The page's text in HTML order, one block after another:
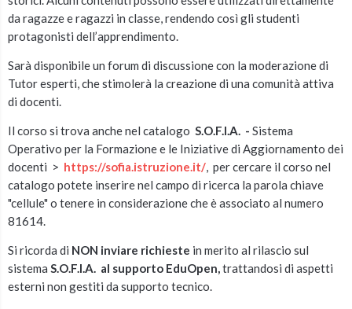
da ragazze e ragazzi in classe, rendendo così gli studenti
protagonisti dell’apprendimento.
Sarà disponibile un forum di discussione con la moderazione di
Tutor esperti, che stimolerà la creazione di una comunità attiva
di docenti.
Il corso si trova anche nel catalogo S.O.F.I.A. - Sistema
Operativo per la Formazione e le Iniziative di Aggiornamento dei
docenti > https://sofia.istruzione.it/, per cercare il corso nel
catalogo potete inserire nel campo di ricerca la parola chiave
"cellule" o tenere in considerazione che è associato al numero
81614.
Si ricorda di NON inviare richieste in merito al rilascio sul
sistema S.O.F.I.A. al supporto EduOpen,trattandosi di aspetti
esterni non gestiti da supporto tecnico.